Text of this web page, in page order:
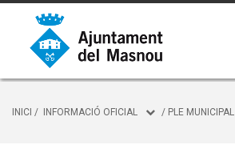
INICI / INFORMACIÓ OFICIAL / PLE MUNICIPAL